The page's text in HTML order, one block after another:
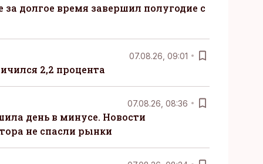
долгое время завершил полугодие с
07.08.26, 09:01
2,2 процента
07.08.26, 08:36
день в минусе. Новости
не спасли рынки